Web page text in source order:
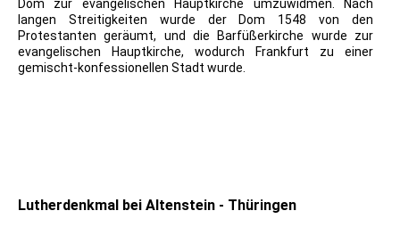
Dom zur evangelischen Hauptkirche umzuwidmen. Nach
langen Streitigkeiten wurde der Dom 1548 von den
Protestanten geräumt, und die Barfüßerkirche wurde zur
evangelischen Hauptkirche, wodurch Frankfurt zu einer
gemischt-konfessionellen Stadt wurde.
Lutherdenkmal bei Altenstein - Thüringen